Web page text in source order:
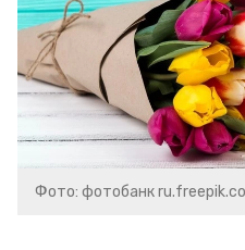
Фото: фотобанк